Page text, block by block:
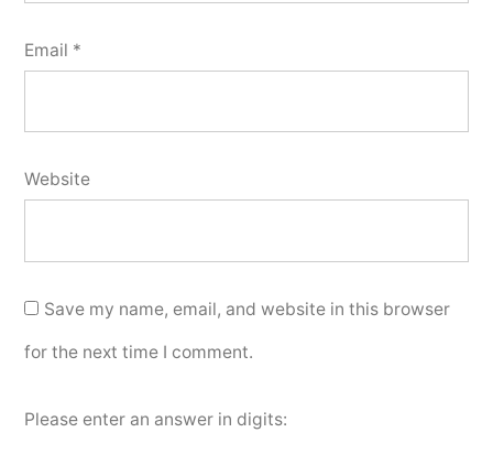
Email *
Website
Save my name, email, and website in this browser
for the next time I comment.
Please enter an answer in digits: